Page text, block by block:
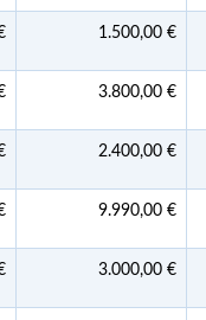
1.500,00 €
3.800,00 €
2.400,00 €
9.990,00 €
3.000,00 €